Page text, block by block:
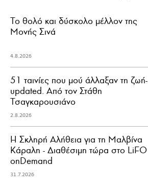
Το θολό και δύσκολο μέλλον της
Μονής Σινά
4.8.2026
51 ταινίες που μού άλλαξαν τη ζωή-
updated. Aπό τον Στάθη
Τσαγκαρουσιάνο
2.8.2026
Η Σκληρή Αλήθεια για τη Μαλβίνα
Κάραλη - Διαθέσιμη τώρα στo LiFO
onDemand
31.7.2026